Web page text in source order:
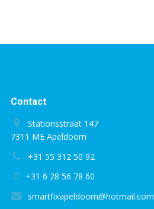
Contact
Stationsstraat 147
7311 ME Apeldoorn
+31 55 312 50 92
+31 6 28 56 78 60
smartfixapeldoorn@hotmail.com